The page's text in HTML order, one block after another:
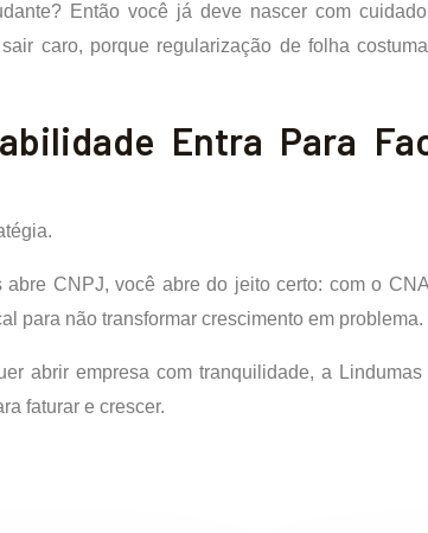
Então você já deve nascer com
caro, porque regularização de folha
Entra Para
CNPJ, você abre do jeito certo: com o
para não transformar crescimento em problema.
abrir empresa com tranquilidade, a
faturar e crescer.